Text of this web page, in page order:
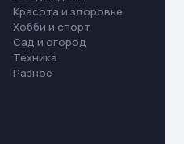
Красота и здоровье
Хобби и спорт
Сад и огород
Техника
Разное